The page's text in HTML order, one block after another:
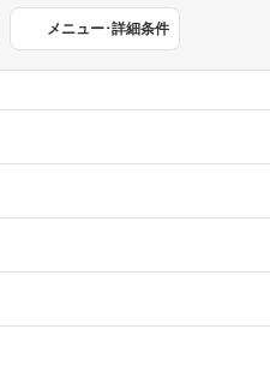
メニュー･詳細条件